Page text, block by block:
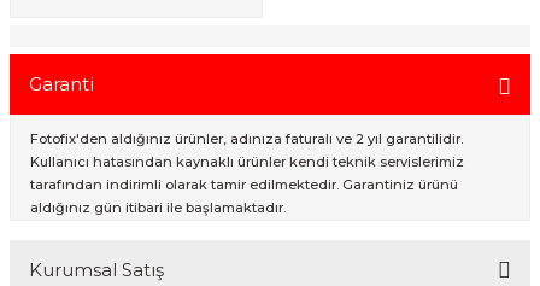
Garanti
Fotofix'den aldığınız ürünler, adınıza faturalı ve 2 yıl garantilidir.
Kullanıcı hatasından kaynaklı ürünler kendi teknik servislerimiz
tarafından indirimli olarak tamir edilmektedir. Garantiniz ürünü
aldığınız gün itibari ile başlamaktadır.
Kurumsal Satış